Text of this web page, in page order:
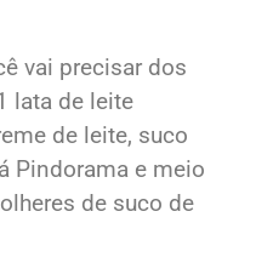
vai precisar dos
lata de leite
de leite, suco
Pindorama e meio
de suco de